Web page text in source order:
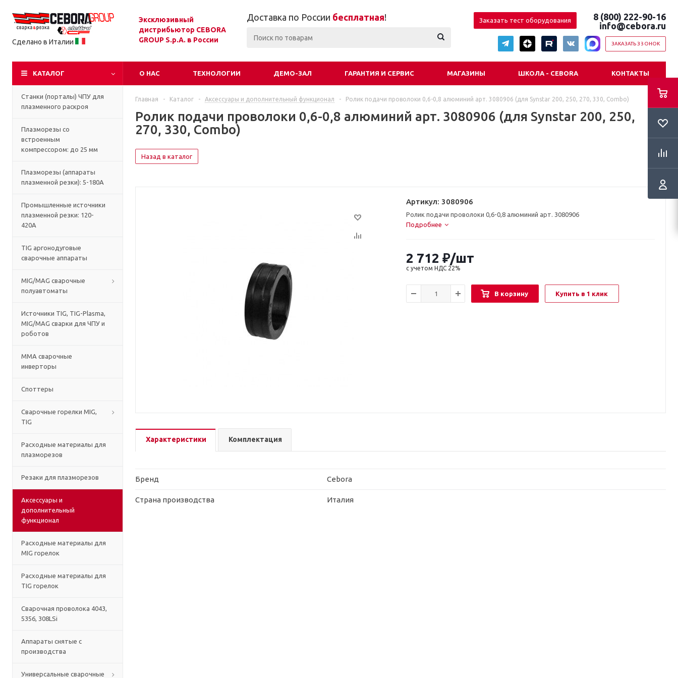
Сделано в Италии
Эксклюзивный
дистрибьютор CEBORA
GROUP S.p.A. в России
Доставка по России бесплатная! Заказать тест оборудования
8 (800) 222-90-16
info@cebora.ru
ЗАКАЗАТЬ ЗВОНОК
КАТАЛОГ О НАС ТЕХНОЛОГИИ ДЕМО-ЗАЛ ГАРАНТИЯ И СЕРВИС МАГАЗИНЫ ШКОЛА - CEBORA КОНТАКТЫ
Станки (порталы) ЧПУ для
плазменного раскроя
Плазморезы со
встроенным
компрессором: до 25 мм
Плазморезы (аппараты
плазменной резки): 5-180А
Промышленные источники
плазменной резки: 120-
420А
TIG аргонодуговые
сварочные аппараты
MIG/MAG сварочные
полуавтоматы
Источники TIG, TIG-Plasma,
MIG/MAG сварки для ЧПУ и
роботов
MMA сварочные
инверторы
Споттеры
Сварочные горелки MIG,
TIG
Расходные материалы для
плазморезов
Резаки для плазморезов
Аксессуары и
дополнительный
функционал
Расходные материалы для
MIG горелок
Расходные материалы для
TIG горелок
Сварочная проволока 4043,
5356, 308LSi
Аппараты снятые с
производства
Универсальные сварочные
Главная - Каталог - Аксессуары и дополнительный функционал - Ролик подачи проволоки 0,6-0,8 алюминий арт. 3080906 (для Synstar 200, 250, 270, 330, Combo)
Ролик подачи проволоки 0,6-0,8 алюминий арт. 3080906 (для Synstar 200, 250,
270, 330, Combo)
Назад в каталог
Артикул: 3080906
Ролик подачи проволоки 0,6-0,8 алюминий арт. 3080906
Подробнее
2 712 ₽/шт
с учетом НДС 22%
В корзину Купить в 1 клик
Характеристики Комплектация
Бренд Cebora
Страна производства Италия